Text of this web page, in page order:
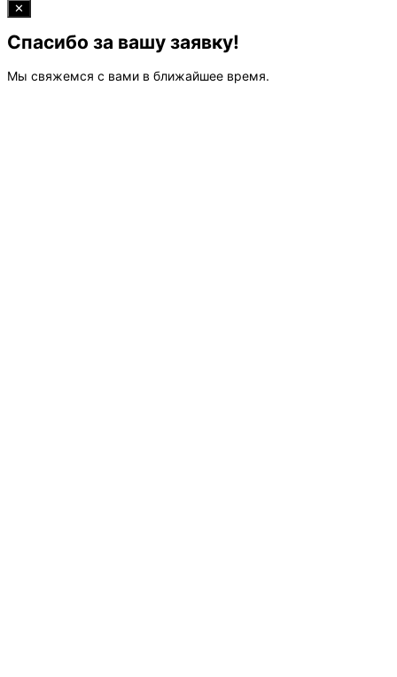
✕
Спасибо за вашу заявку!
Мы свяжемся с вами в ближайшее время.